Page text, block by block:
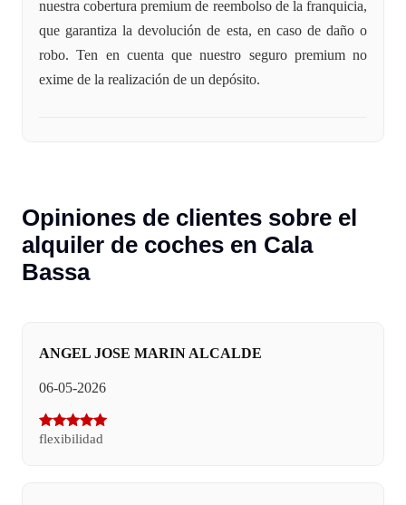
nuestra cobertura premium de reembolso de la franquicia,
que garantiza la devolución de esta, en caso de daño o
robo. Ten en cuenta que nuestro seguro premium no
exime de la realización de un depósito.
Opiniones de clientes sobre el
alquiler de coches en Cala
Bassa
ANGEL JOSE MARIN ALCALDE
06-05-2026
flexibilidad